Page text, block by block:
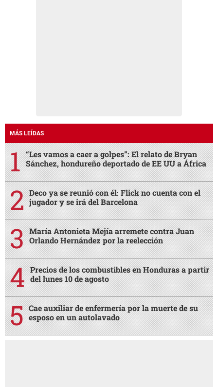
MÁS LEÍDAS
“Les vamos a caer a golpes”: El relato de Bryan
Sánchez, hondureño deportado de EE UU a África
Deco ya se reunió con él: Flick no cuenta con el
jugador y se irá del Barcelona
María Antonieta Mejía arremete contra Juan
Orlando Hernández por la reelección
Precios de los combustibles en Honduras a partir
del lunes 10 de agosto
Cae auxiliar de enfermería por la muerte de su
esposo en un autolavado